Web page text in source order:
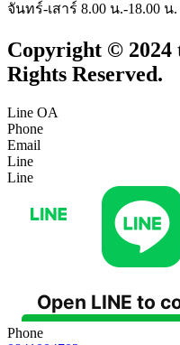
จันทร์-เสาร์ 8.00 น.-18.00 น.
Copyright © 2024
Rights Reserved.
Line OA
Phone
Email
Line
Line
Phone